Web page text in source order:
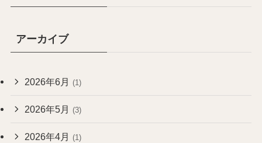
アーカイブ
2026年6月 (1)
2026年5月 (3)
2026年4月 (1)